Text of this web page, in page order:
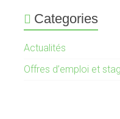
Categories
Actualités
Offres d’emploi et